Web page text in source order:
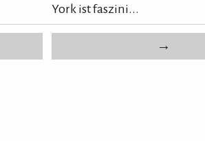
York ist faszini...
→